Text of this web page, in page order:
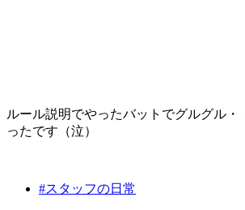
ルール説明でやったバットでグルグル・
ったです（泣）
#スタッフの日常